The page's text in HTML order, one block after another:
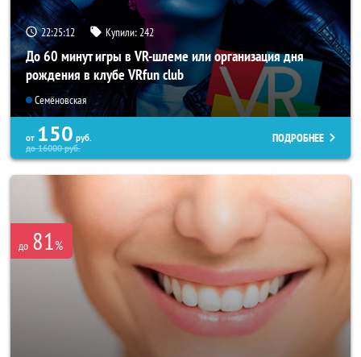
22:25:08 Купили: 242
До 60 минут игры в VR-шлеме или организация дня
рождения в клубе VRfun club
Семёновская
от 150 руб.
до16000руб.
ПОДРОБНЕЕ
до 81%